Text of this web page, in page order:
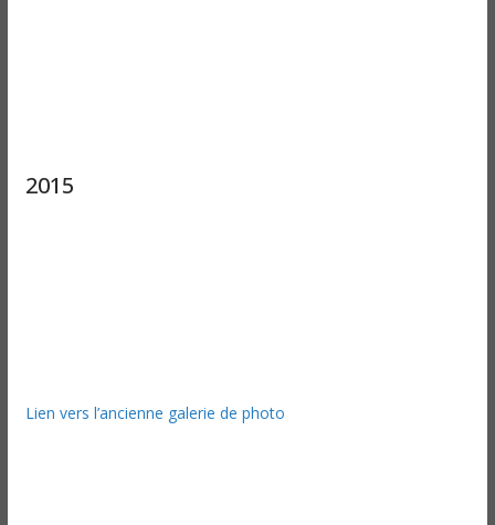
2015
Lien vers l’ancienne galerie de photo